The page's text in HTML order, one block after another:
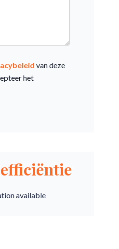
van deze
het
available